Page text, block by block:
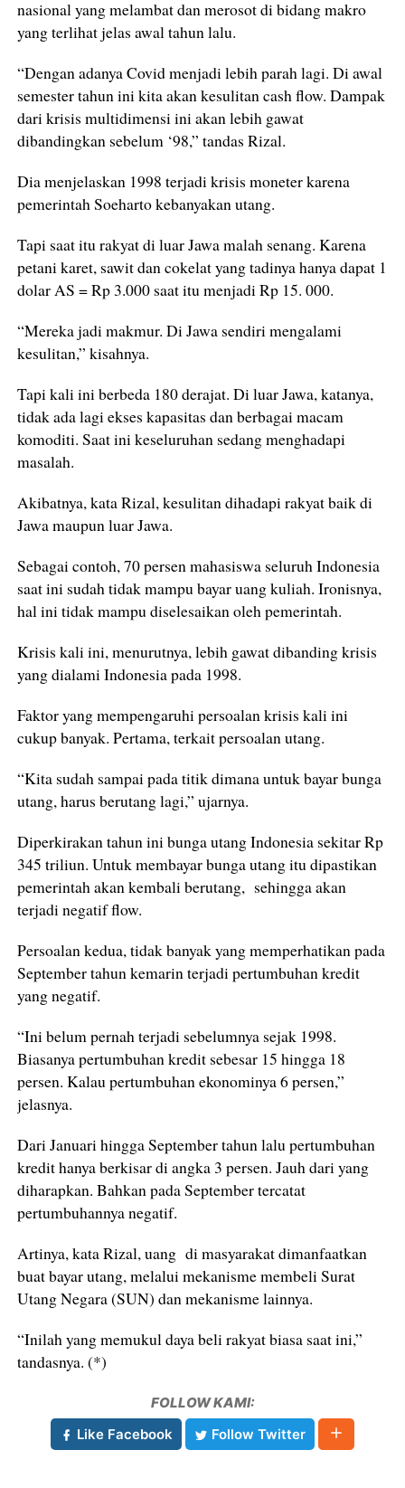
nasional yang melambat dan merosot di bidang makro
yang terlihat jelas awal tahun lalu.
“Dengan adanya Covid menjadi lebih parah lagi. Di awal
semester tahun ini kita akan kesulitan cash flow. Dampak
dari krisis multidimensi ini akan lebih gawat
dibandingkan sebelum ‘98,” tandas Rizal.
Dia menjelaskan 1998 terjadi krisis moneter karena
pemerintah Soeharto kebanyakan utang.
Tapi saat itu rakyat di luar Jawa malah senang. Karena
petani karet, sawit dan cokelat yang tadinya hanya dapat 1
dolar AS = Rp 3.000 saat itu menjadi Rp 15. 000.
“Mereka jadi makmur. Di Jawa sendiri mengalami
kesulitan,” kisahnya.
Tapi kali ini berbeda 180 derajat. Di luar Jawa, katanya,
tidak ada lagi ekses kapasitas dan berbagai macam
komoditi. Saat ini keseluruhan sedang menghadapi
masalah.
Akibatnya, kata Rizal, kesulitan dihadapi rakyat baik di
Jawa maupun luar Jawa.
Sebagai contoh, 70 persen mahasiswa seluruh Indonesia
saat ini sudah tidak mampu bayar uang kuliah. Ironisnya,
hal ini tidak mampu diselesaikan oleh pemerintah.
Krisis kali ini, menurutnya, lebih gawat dibanding krisis
yang dialami Indonesia pada 1998.
Faktor yang mempengaruhi persoalan krisis kali ini
cukup banyak. Pertama, terkait persoalan utang.
“Kita sudah sampai pada titik dimana untuk bayar bunga
utang, harus berutang lagi,” ujarnya.
Diperkirakan tahun ini bunga utang Indonesia sekitar Rp
345 triliun. Untuk membayar bunga utang itu dipastikan
pemerintah akan kembali berutang, sehingga akan
terjadi negatif flow.
Persoalan kedua, tidak banyak yang memperhatikan pada
September tahun kemarin terjadi pertumbuhan kredit
yang negatif.
“Ini belum pernah terjadi sebelumnya sejak 1998.
Biasanya pertumbuhan kredit sebesar 15 hingga 18
persen. Kalau pertumbuhan ekonominya 6 persen,”
jelasnya.
Dari Januari hingga September tahun lalu pertumbuhan
kredit hanya berkisar di angka 3 persen. Jauh dari yang
diharapkan. Bahkan pada September tercatat
pertumbuhannya negatif.
Artinya, kata Rizal, uang di masyarakat dimanfaatkan
buat bayar utang, melalui mekanisme membeli Surat
Utang Negara (SUN) dan mekanisme lainnya.
“Inilah yang memukul daya beli rakyat biasa saat ini,”
tandasnya. (*)
FOLLOW KAMI:
Like Facebook
Follow Twitter